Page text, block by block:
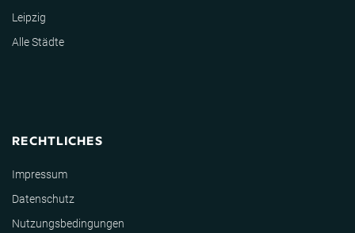
Leipzig
Alle Städte
RECHTLICHES
Impressum
Datenschutz
Nutzungsbedingungen